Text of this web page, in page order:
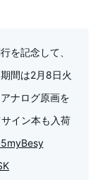
を記念して、
間は2月8日火
ナログ原画を
イン本も入荷